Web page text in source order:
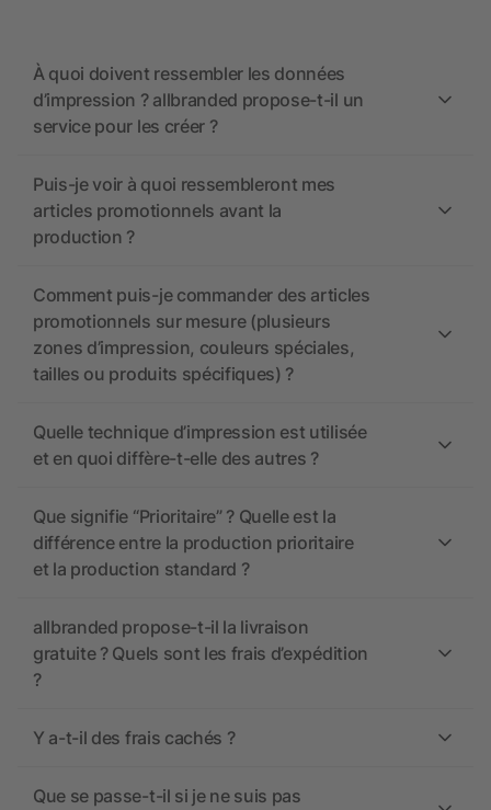
À quoi doivent ressembler les données
d’impression ? allbranded propose-t-il un
service pour les créer ?
Puis-je voir à quoi ressembleront mes
articles promotionnels avant la
production ?
Comment puis-je commander des articles
promotionnels sur mesure (plusieurs
zones d’impression, couleurs spéciales,
tailles ou produits spécifiques) ?
Quelle technique d’impression est utilisée
et en quoi diffère-t-elle des autres ?
Que signifie “Prioritaire” ? Quelle est la
différence entre la production prioritaire
et la production standard ?
allbranded propose-t-il la livraison
gratuite ? Quels sont les frais d’expédition
?
Y a-t-il des frais cachés ?
Que se passe-t-il si je ne suis pas